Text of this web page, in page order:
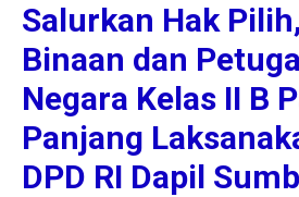
Salurkan Hak
Binaan dan
Negara Kelas II B
Panjang
DPD RI Dapil